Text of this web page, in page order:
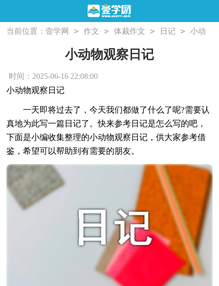
当前位置：壹学网 > 作文 > 体裁作文 > 日记 >
小动
小动物观察日记
时间：2025-06-16 22:08:00
小动物观察日记
一天即将过去了，今天我们都做了什么了呢?需要认
真地为此写一篇日记了。快来参考日记是怎么写的吧，
下面是小编收集整理的小动物观察日记，供大家参考借
鉴，希望可以帮助到有需要的朋友。